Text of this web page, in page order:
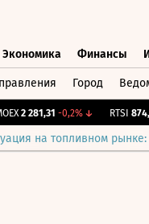
Экономика Финансы
Город
2 281,31 -0,2%↓ RTSI
на топливном